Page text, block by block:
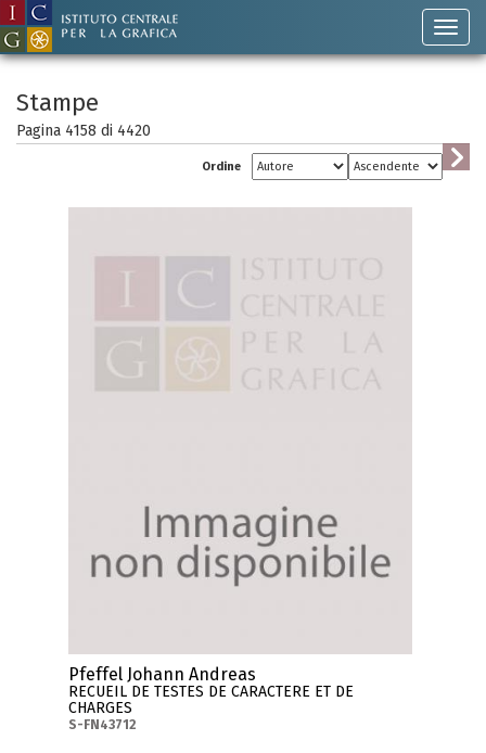
Stampe
Pagina 4158 di 4420
Ordine
Pfeffel Johann Andreas
RECUEIL DE TESTES DE CARACTERE ET DE
CHARGES
S-FN43712